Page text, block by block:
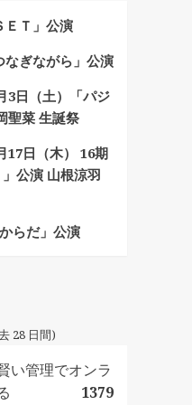
ＥＴ」公演
なぎながら」公演
3日（土）「パジ
聖菜 生誕祭
17日（木） 16期
公演 山根涼羽
らだ」公演
28 日間)
い管理でオンラ
1379